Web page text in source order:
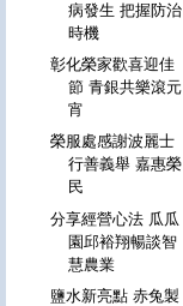
病發生 把握防治
時機
彰化榮家歡喜迎佳
節 青銀共樂滾元
宵
榮服處感謝波麗士
行善義舉 嘉惠榮
民
分享經營心法 瓜瓜
園邱裕翔暢談智
慧農業
鹽水新亮點 赤兔製